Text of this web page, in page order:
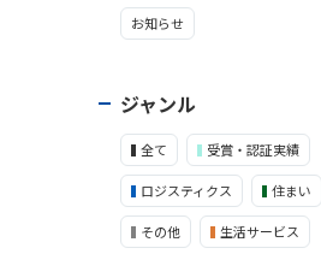
お知らせ
ジャンル
全て 受賞・認証実績
ロジスティクス 住まい
その他 生活サービス